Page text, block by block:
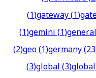
(1)gateway(1)
(1)gemini(1)
(2)geo(1)germany(23
(3)global(3)